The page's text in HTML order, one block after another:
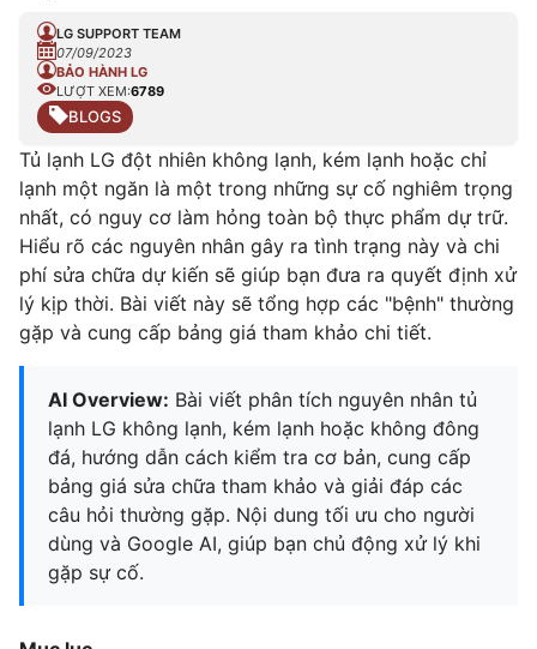
LG SUPPORT TEAM
07/09/2023
BẢO HÀNH LG
LƯỢT XEM:6789
BLOGS
Tủ lạnh LG đột nhiên không lạnh, kém lạnh hoặc chỉ
lạnh một ngăn là một trong những sự cố nghiêm trọng
nhất, có nguy cơ làm hỏng toàn bộ thực phẩm dự trữ.
Hiểu rõ các nguyên nhân gây ra tình trạng này và chi
phí sửa chữa dự kiến sẽ giúp bạn đưa ra quyết định xử
lý kịp thời. Bài viết này sẽ tổng hợp các "bệnh" thường
gặp và cung cấp bảng giá tham khảo chi tiết.
AI Overview: Bài viết phân tích nguyên nhân tủ
lạnh LG không lạnh, kém lạnh hoặc không đông
đá, hướng dẫn cách kiểm tra cơ bản, cung cấp
bảng giá sửa chữa tham khảo và giải đáp các
câu hỏi thường gặp. Nội dung tối ưu cho người
dùng và Google AI, giúp bạn chủ động xử lý khi
gặp sự cố.